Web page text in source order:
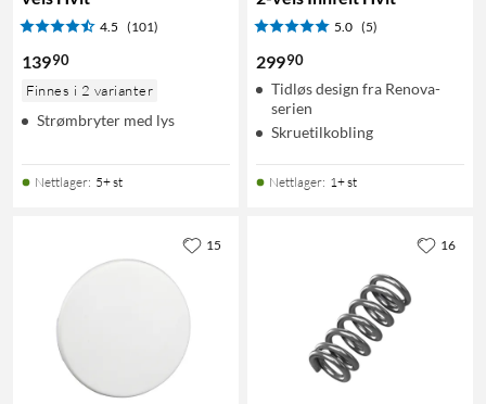
4.5 (101)
13990
Finnes i 2 varianter
Strømbryter med lys
Nettlager: 5+ st
5.0 (5)
29990
Tidløs design fra Renova-
serien
Skruetilkobling
Nettlager: 1+ st
15 16